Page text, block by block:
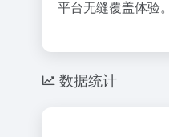
平台无缝覆盖体验。
数据统计